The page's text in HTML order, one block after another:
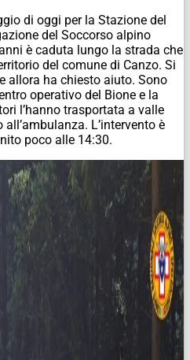
di oggi per la Stazione del
del Soccorso alpino
è caduta lungo la strada che
del comune di Canzo. Si
allora ha chiesto aiuto. Sono
operativo del Bione e la
l’hanno trasportata a valle
L’intervento è
poco alle 14:30.